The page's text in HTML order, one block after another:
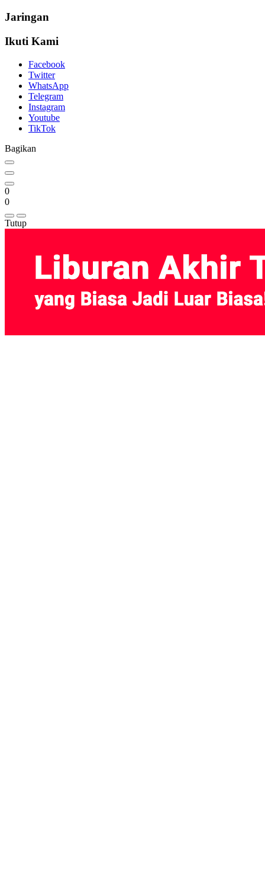
Jaringan
Ikuti Kami
Facebook
Twitter
WhatsApp
Telegram
Instagram
Youtube
TikTok
Bagikan
0
0
Tutup